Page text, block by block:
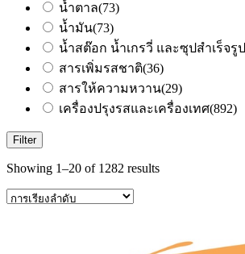
น้ำตาล(73)
น้ำมัน(73)
น้ำสต๊อก น้ำเกรวี่ และซุปสำเร็จรูป
สารเพิ่มรสชาติ(36)
สารให้ความหวาน(29)
เครื่องปรุงรสและเครื่องเทศ(892)
Filter
Showing 1–20 of 1282 results